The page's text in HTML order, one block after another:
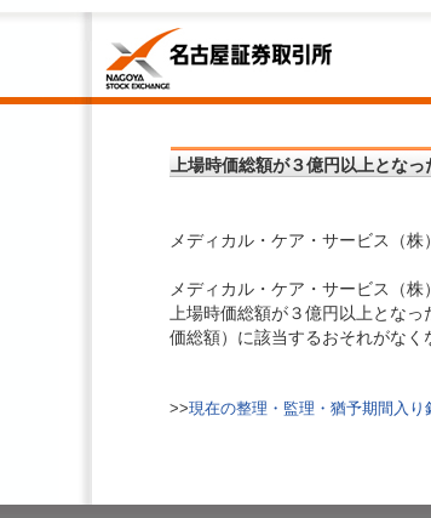
上場時価総額が３億円以上となっ
メディカル・ケア・サービス（
メディカル・ケア・サービス（
上場時価総額が３億円以上とな
価総額）に該当するおそれがなく
>>現在の整理・監理・猶予期間入り